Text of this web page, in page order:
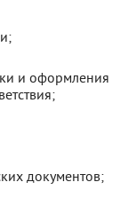
и оформления
документов;